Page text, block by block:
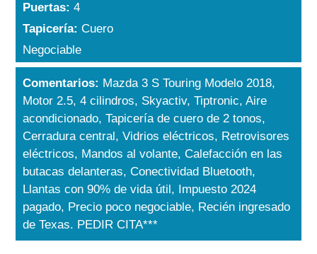
Puertas:4
Tapicería:Cuero
Negociable
Comentarios: Mazda 3 S Touring Modelo 2018,
Motor 2.5, 4 cilindros, Skyactiv, Tiptronic, Aire
acondicionado, Tapicería de cuero de 2 tonos,
Cerradura central, Vidrios eléctricos, Retrovisores
eléctricos, Mandos al volante, Calefacción en las
butacas delanteras, Conectividad Bluetooth,
Llantas con 90% de vida útil, Impuesto 2024
pagado, Precio poco negociable, Recién ingresado
de Texas. PEDIR CITA***